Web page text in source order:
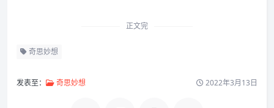
正文完
奇思妙想
发表至： 奇思妙想 2022年3月13日